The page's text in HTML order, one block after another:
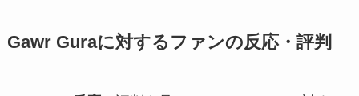
Gawr Guraに対するファンの反応・評判